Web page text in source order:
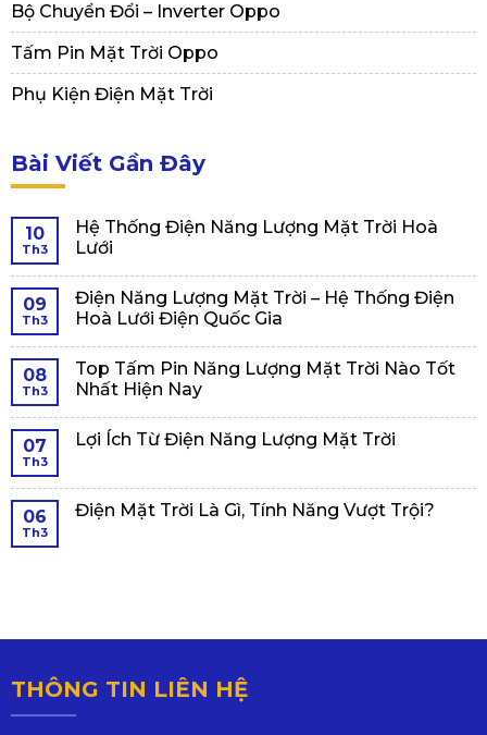
Bộ Chuyển Đổi – Inverter Oppo
Tấm Pin Mặt Trời Oppo
Phụ Kiện Điện Mặt Trời
Bài Viết Gần Đây
10
Th3
Hệ Thống Điện Năng Lượng Mặt Trời Hoà
Lưới
09
Th3
Điện Năng Lượng Mặt Trời – Hệ Thống Điện
Hoà Lưới Điện Quốc Gia
08
Th3
Top Tấm Pin Năng Lượng Mặt Trời Nào Tốt
Nhất Hiện Nay
07
Th3
Lợi Ích Từ Điện Năng Lượng Mặt Trời
06
Th3
Điện Mặt Trời Là Gì, Tính Năng Vượt Trội?
THÔNG TIN LIÊN HỆ